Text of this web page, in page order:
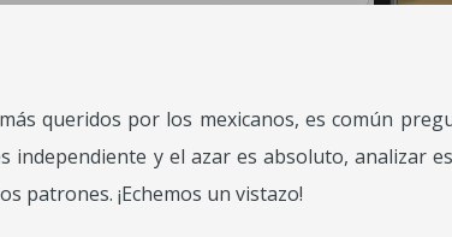
queridos por los mexicanos, es común
independiente y el azar es absoluto, analizar
patrones. ¡Echemos un vistazo!